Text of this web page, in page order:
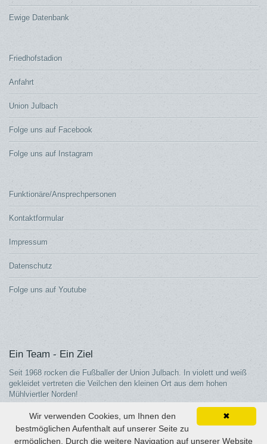
Ewige Datenbank
Friedhofstadion
Anfahrt
Union Julbach
Folge uns auf Facebook
Folge uns auf Instagram
Funktionäre/Ansprechpersonen
Kontaktformular
Impressum
Datenschutz
Folge uns auf Youtube
Ein Team - Ein Ziel
Seit 1968 rocken die Fußballer der Union Julbach. In violett und weiß
gekleidet vertreten die Veilchen den kleinen Ort aus dem hohen
Mühlviertler Norden!
✖
Wir verwenden Cookies, um Ihnen den
bestmöglichen Aufenthalt auf unserer Seite zu
ermöglichen. Durch die weitere Navigation auf unserer Website